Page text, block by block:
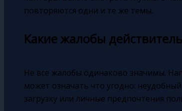
повторяются одни и те же темы.
Какие жалобы
Не все жалобы одинаково значимы.
может означать что угодно:
загрузку или личные предпочтения